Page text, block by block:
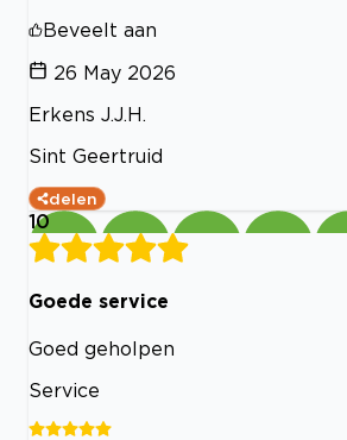
Beveelt aan
26 May 2026
Erkens J.J.H.
Sint Geertruid
delen
10
Goede service
Goed geholpen
Service